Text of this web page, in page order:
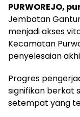
PURWOREJO,
Jembatan
menjadi akses
Kecamatan
penyelesaian
Progres
signifikan berkat
setempat yang